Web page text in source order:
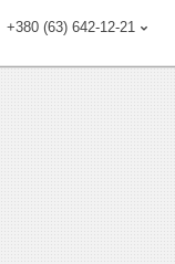
+380 (63) 642-12-21